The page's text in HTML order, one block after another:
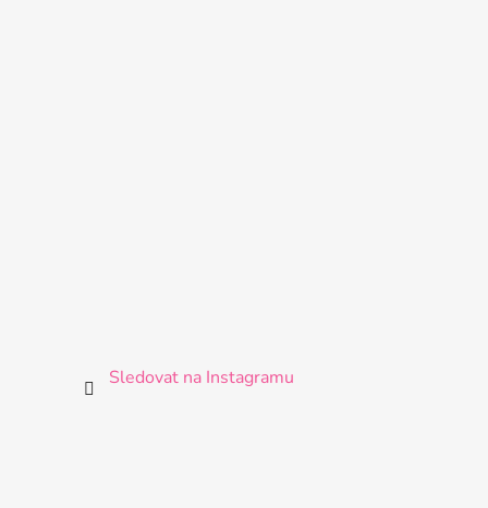
Sledovat na Instagramu